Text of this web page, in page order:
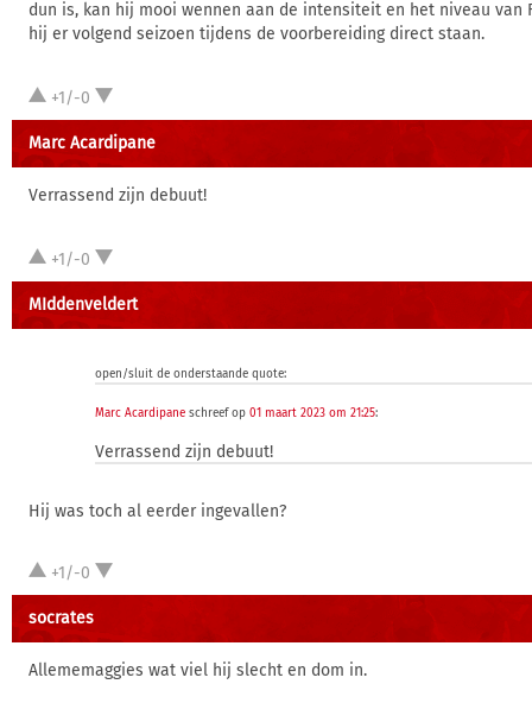
dun is, kan hij mooi wennen aan de intensiteit en het niveau van
hij er volgend seizoen tijdens de voorbereiding direct staan.
+1/-0
Marc Acardipane
Verrassend zijn debuut!
+1/-0
MIddenveldert
open/sluit de onderstaande quote:
Marc Acardipane schreef op 01 maart 2023 om 21:25:
Verrassend zijn debuut!
Hij was toch al eerder ingevallen?
+1/-0
socrates
Allememaggies wat viel hij slecht en dom in.